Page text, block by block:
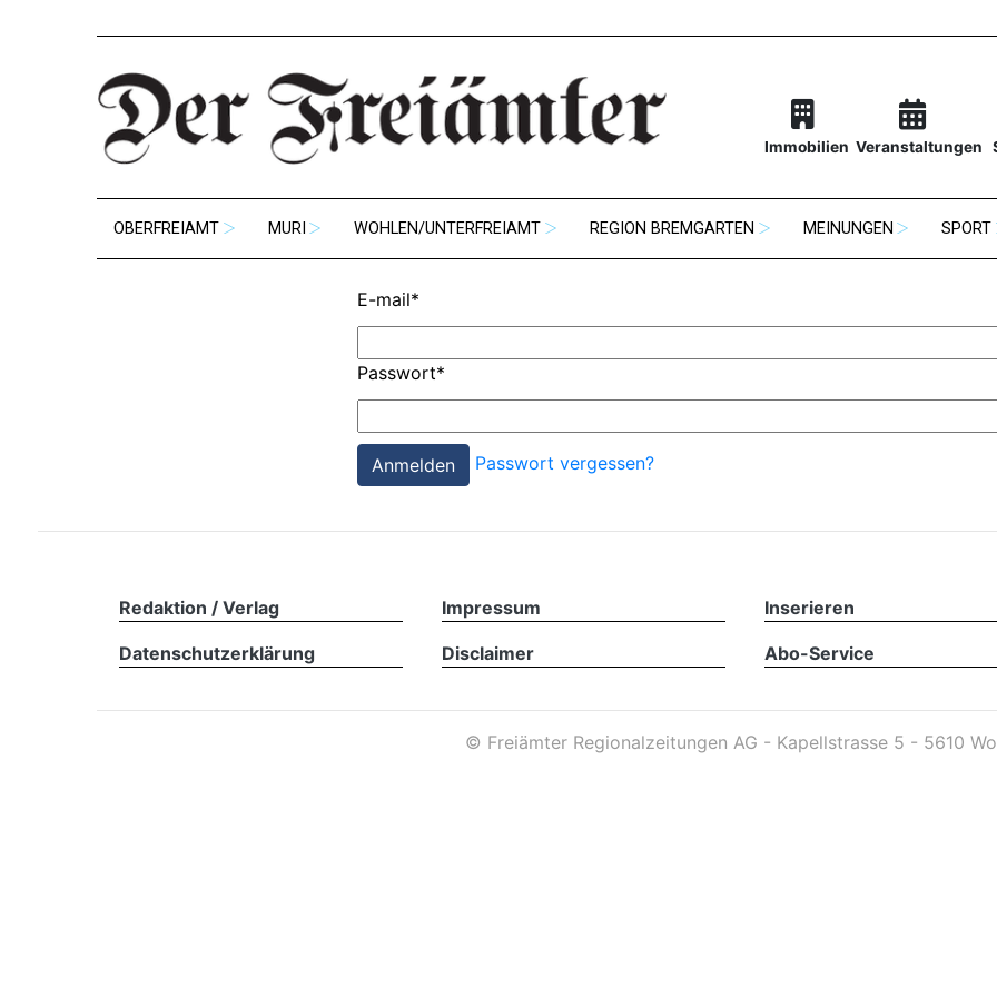
Immobilien Veranstaltungen
OBERFREIAMT MURI WOHLEN/UNTERFREIAMT REGION BREMGARTEN MEINUNGEN SPORT
E-mail*
Passwort*
Passwort vergessen?
Redaktion / Verlag Impressum Inserieren
Datenschutzerklärung Disclaimer Abo-Service
© Freiämter Regionalzeitungen AG - Kapellstrasse 5 - 5610